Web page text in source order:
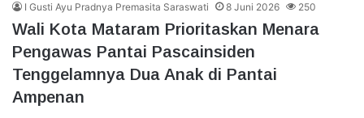
I Gusti Ayu Pradnya Premasita Saraswati 8 Juni 2026 250
Wali Kota Mataram Prioritaskan Menara
Pengawas Pantai Pascainsiden
Tenggelamnya Dua Anak di Pantai
Ampenan